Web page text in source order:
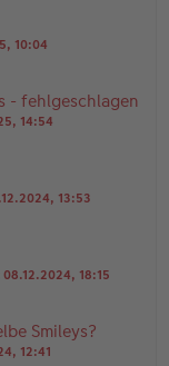
10:04
- fehlgeschlagen
14:54
13:53
08.12.2024, 18:15
Smileys?
12:41